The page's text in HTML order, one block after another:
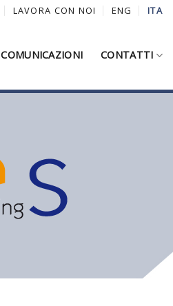
LAVORA CON NOI ENG ITA
COMUNICAZIONI CONTATTI